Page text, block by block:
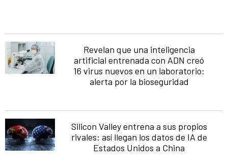
Revelan que una inteligencia
artificial entrenada con ADN creó
16 virus nuevos en un laboratorio:
alerta por la bioseguridad
Silicon Valley entrena a sus propios
rivales: así llegan los datos de IA de
Estados Unidos a China